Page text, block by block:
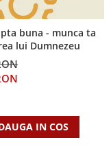
buna - munca ta
lui Dumnezeu
IN COS